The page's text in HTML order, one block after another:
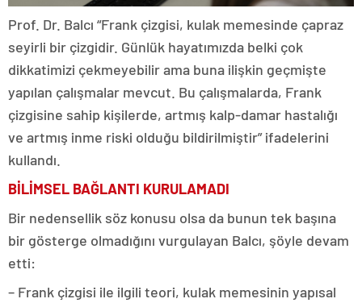
Prof. Dr. Balcı “Frank çizgisi, kulak memesinde çapraz
seyirli bir çizgidir. Günlük hayatımızda belki çok
dikkatimizi çekmeyebilir ama buna ilişkin geçmişte
yapılan çalışmalar mevcut. Bu çalışmalarda, Frank
çizgisine sahip kişilerde, artmış kalp-damar hastalığı
ve artmış inme riski olduğu bildirilmiştir” ifadelerini
kullandı.
BİLİMSEL BAĞLANTI KURULAMADI
Bir nedensellik söz konusu olsa da bunun tek başına
bir gösterge olmadığını vurgulayan Balcı, şöyle devam
etti:
– Frank çizgisi ile ilgili teori, kulak memesinin yapısal